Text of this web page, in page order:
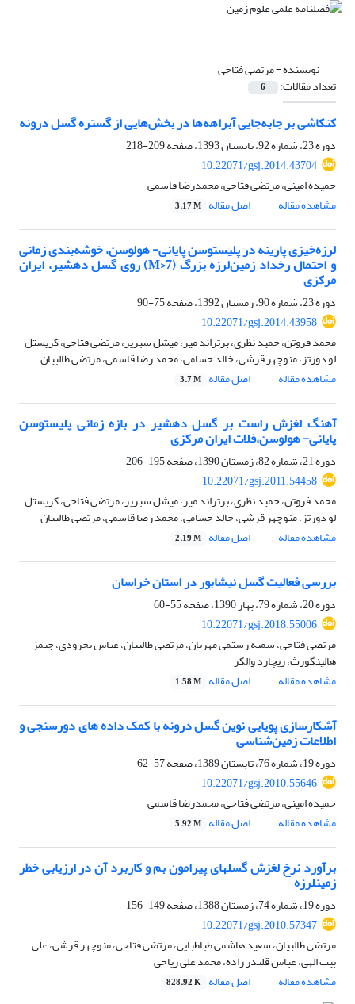
نویسنده =مرتضی فتاحی
تعداد مقالات: 6
کنکاشی بر جابه‌جایی‌ آبراهه‌ها در بخش‌هایی از گستره گسل درونه
دوره 23، شماره 92، تابستان 1393، صفحه
209-218
10.22071/gsj.2014.43704
حمیده امینی، مرتضی فتاحی، محمدرضا قاسمی
مشاهده مقاله
اصل مقاله 3.17 M
لرزه‌خیزی پارینه در پلیستوسن پایانی- هولوسن، خوشه‌بندی زمانی
و احتمال رخداد زمین‌لرزه بزرگ (M>7) روی گسل دهشیر، ایران
مرکزی
دوره 23، شماره 90، زمستان 1392، صفحه
75-90
10.22071/gsj.2014.43958
محمد فروتن، حمید نظری، برتراند میر، میشل سبریر، مرتضی فتاحی، کریستل
لو دورتز، منوچهر قرشی، خالد حسامی، محمد رضا قاسمی، مرتضی طالبیان
مشاهده مقاله
اصل مقاله 3.7 M
آهنگ لغزش راست بر گسل دهشیر در بازه زمانی پلیستوسن
پایانی- هولوسن،فلات ایران مرکزی
دوره 21، شماره 82، زمستان 1390، صفحه
195-206
10.22071/gsj.2011.54458
محمد فروتن، حمید نظری، برتراند میر، میشل سبریر، مرتضی فتاحی، کریستل
لو دورتز، منوچهر قرشی، خالد حسامی، محمد رضا قاسمی، مرتضی طالبیان
مشاهده مقاله
اصل مقاله 2.19 M
بررسی فعالیت گسل نیشابور در استان خراسان
دوره 20، شماره 79، بهار 1390، صفحه
55-60
10.22071/gsj.2018.55006
مرتضی فتاحی، سمیه رستمی مهربان، مرتضی طالبیان، عباس بحرودی، جیمز
هالینگورث، ریچارد والکر
مشاهده مقاله
اصل مقاله 1.58 M
آشکارسازی پویایی نوین گسل درونه با کمک داده های دورسنجی و
اطلاعات زمین‌شناسی
دوره 19، شماره 76، تابستان 1389، صفحه
57-62
10.22071/gsj.2010.55646
حمیده امینی، مرتضی فتاحی، محمدرضا قاسمی
مشاهده مقاله
اصل مقاله 5.92 M
برآورد نرخ لغزش گسلهای پیرامون بم و کاربرد آن در ارزیابی خطر
زمینلرزه
دوره 19، شماره 74، زمستان 1388، صفحه
149-156
10.22071/gsj.2010.57347
مرتضی طالبیان، سعید هاشمی طباطبایی، مرتضی فتاحی، منوچهر قرشی، علی
بیت الهی، عباس قلندر زاده، محمد علی ریاحی
مشاهده مقاله
اصل مقاله 828.92 K